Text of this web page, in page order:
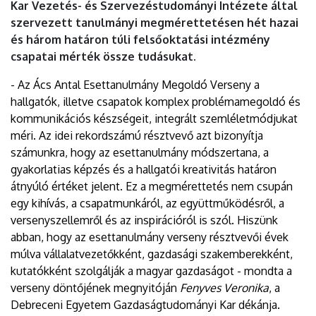
Kar Vezetés- és Szervezéstudományi Intézete által
szervezett tanulmányi megmérettetésen hét hazai
és három határon túli felsőoktatási intézmény
csapatai mérték össze tudásukat.
- Az Ács Antal Esettanulmány Megoldó Verseny a
hallgatók, illetve csapatok komplex problémamegoldó és
kommunikációs készségeit, integrált szemléletmódjukat
méri. Az idei rekordszámú résztvevő azt bizonyítja
számunkra, hogy az esettanulmány módszertana, a
gyakorlatias képzés és a hallgatói kreativitás határon
átnyúló értéket jelent. Ez a megmérettetés nem csupán
egy kihívás, a csapatmunkáról, az együttműködésről, a
versenyszellemről és az inspirációról is szól. Hiszünk
abban, hogy az esettanulmány verseny résztvevői évek
múlva vállalatvezetőkként, gazdasági szakemberekként,
kutatókként szolgálják a magyar gazdaságot - mondta a
verseny döntőjének megnyitóján Fenyves Veronika, a
Debreceni Egyetem Gazdaságtudományi Kar dékánja.